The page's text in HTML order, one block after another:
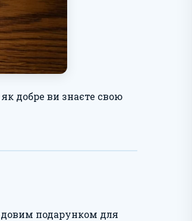
добре ви знаєте свою
подарунком для